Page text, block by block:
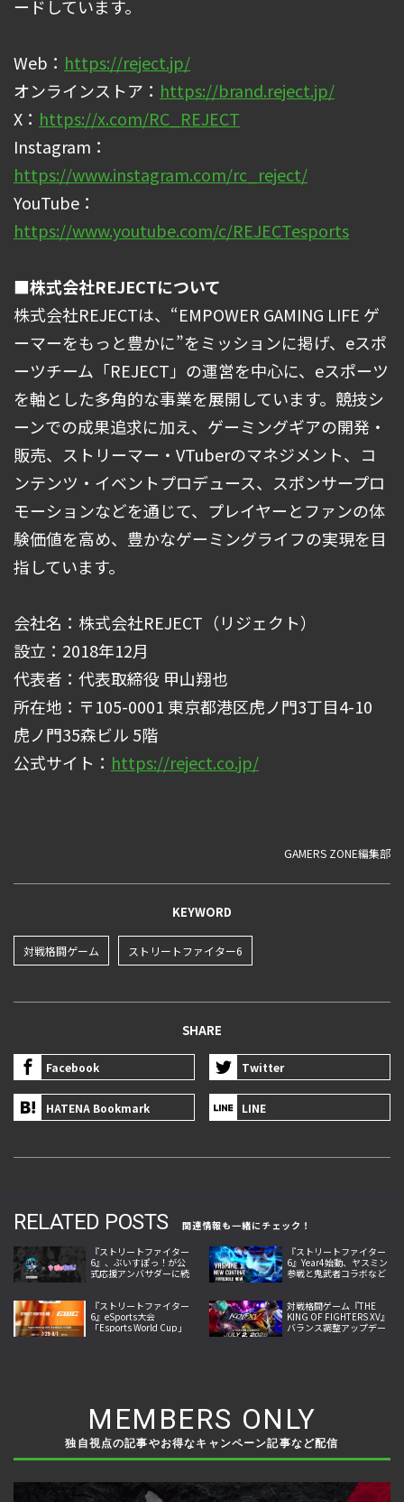
ードしています。
Web： https://reject.jp/
オンラインストア： https://brand.reject.jp/
X： https://x.com/RC_REJECT
Instagram：
https://www.instagram.com/rc_reject/
YouTube：
https://www.youtube.com/c/REJECTesports
■株式会社REJECTについて
株式会社REJECTは、“EMPOWER GAMING LIFE ゲ
ーマーをもっと豊かに”をミッションに掲げ、eスポ
ーツチーム「REJECT」の運営を中心に、eスポーツ
を軸とした多角的な事業を展開しています。競技シ
ーンでの成果追求に加え、ゲーミングギアの開発・
販売、ストリーマー・VTuberのマネジメント、コ
ンテンツ・イベントプロデュース、スポンサープロ
モーションなどを通じて、プレイヤーとファンの体
験価値を高め、豊かなゲーミングライフの実現を目
指しています。
会社名：株式会社REJECT（リジェクト）
設立：2018年12月
代表者：代表取締役 甲山翔也
所在地：〒105-0001 東京都港区虎ノ門3丁目4-10
虎ノ門35森ビル 5階
公式サイト： https://reject.co.jp/
GAMERS ZONE編集部
KEYWORD
対戦格闘ゲーム ストリートファイター6
SHARE
Facebook Twitter
HATENA Bookmark LINE
RELATED POSTS
関連情報も一緒にチェック！
『ストリートファイター
6』、ぶいすぽっ！が公
式応援アンバサダーに続
『ストリートファイター
6』Year4始動、ヤスミン
参戦と鬼武者コラボなど
『ストリートファイター
6』eSports大会
「Esports World Cup」
対戦格闘ゲーム『THE
KING OF FIGHTERS XV』
バランス調整アップデー
MEMBERS ONLY
独自視点の記事やお得なキャンペーン記事など配信